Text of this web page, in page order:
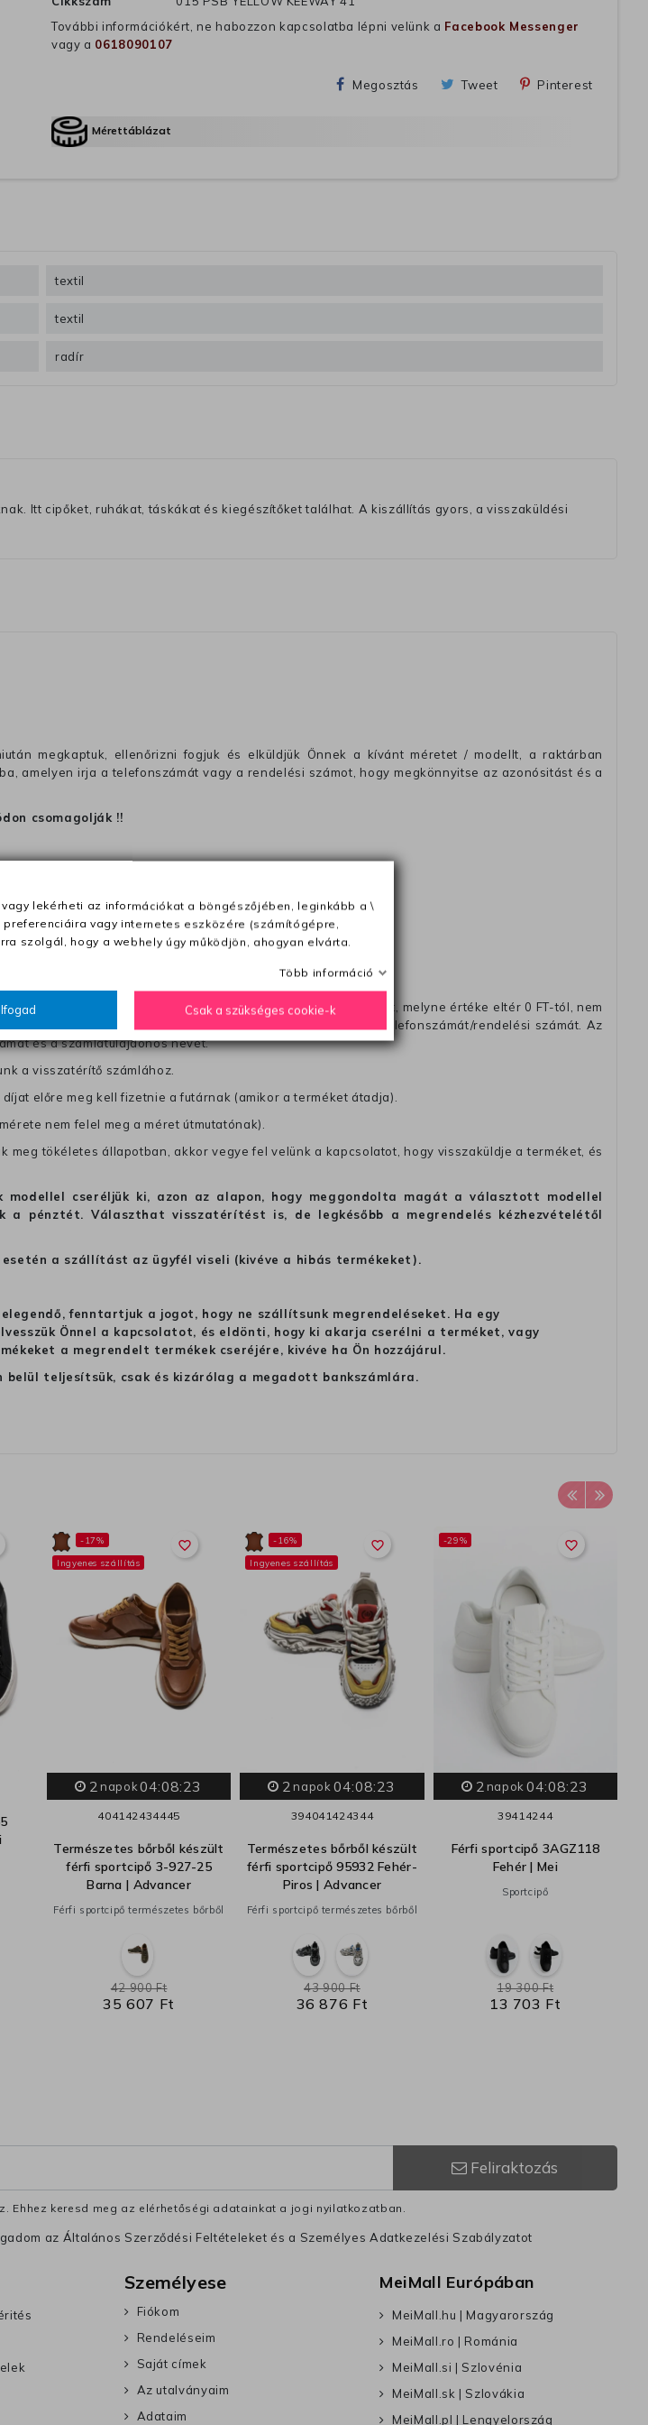
További információkért, ne habozzon kapcsolatba lépni velünk a Facebook Messenger
vagy a 0618090107
Megosztás Tweet Pinterest
Mérettáblázat
textil
textil
radír
Itt cipőket, ruhákat, táskákat és kiegészítőket találhat. A kiszállítás gyors, a visszaküldési
megkaptuk, ellenőrizni fogjuk és elküldjük Önnek a kívánt méretet / modellt, a raktárban
amelyen irja a telefonszámát vagy a rendelési számot, hogy megkönnyitse az azonósitást és a
csomagolják !!
mailben / sms-ben történő megerősítésétől számítva
más futárral is elküldheti. Olyan utávéttel küldött csomagot, melyne értéke eltér 0 FT-tól, nem
érdekében tegyen egy megjegyzést, amelyre felírja telefonszámát/rendelési számát. Az
és a számlatulajdonos nevét.
a visszatérítő számlához.
előre meg kell fizetnie a futárnak (amikor a terméket átadja).
nem felel meg a méret útmutatónak).
tökéletes állapotban, akkor vegye fel velünk a kapcsolatot, hogy visszaküldje a terméket, és
cseréljük ki, azon az alapon, hogy meggondolta magát a választott modellel
pénztét. Választhat visszatérítést is, de legkésőbb a megrendelés kézhezvételétől
a szállítást az ügyfél viseli (kivéve a hibás termékeket).
fenntartjuk a jogot, hogy ne szállítsunk megrendeléseket. Ha egy
Önnel a kapcsolatot, és eldönti, hogy ki akarja cserélni a terméket, vagy
a megrendelt termékek cseréjére, kivéve ha Ön hozzájárul.
teljesítsük, csak és kizárólag a megadott bankszámlára.
favorite_border
-17%
Ingyenes szállítás
2 napok 04:08:22
4041 42 434445
Természetes bőrből készült
férfi sportcipő 3-927-25
Barna | Advancer
Férfi sportcipő természetes bőrből
35 607 Ft
42 900 Ft
favorite_border
-16%
Ingyenes szállítás
2 napok 04:08:22
394041 42 43 44
Természetes bőrből készült
férfi sportcipő 95932 Fehér-
Piros | Advancer
Férfi sportcipő természetes bőrből
36 876 Ft
43 900 Ft
favorite_border
-29%
2 napok 04:08:22
3941 42 44
Férfi sportcipő 3AGZ118
Fehér | Mei
Sportcipő
13 703 Ft
19 300 Ft
Feliraktozás
Ehhez keresd meg az elérhetőségi adatainkat a jogi nyilatkozatban.
az Általános Szerződési Feltételeket és a Személyes Adatkezelési Szabályzatot
Személyese
Fiókom
Rendeléseim
Saját címek
Az utalványaim
Adataim
MeiMall Európában
MeiMall.hu | Magyarország
MeiMall.ro | Románia
MeiMall.si | Szlovénia
MeiMall.sk | Szlovákia
MeiMall.pl | Lengyelország
lekérheti az információkat a böngészőjében, leginkább a \
vagy internetes eszközére (számítógépre,
szolgál, hogy a webhely úgy működjön, ahogyan elvárta.
Több információ
Csak a szükséges cookie-k